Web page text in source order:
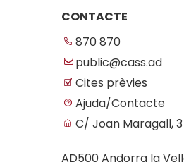
CONTACTE
870 870
public@cass.ad
Cites prèvies
Ajuda/Contacte
C/ Joan Maragall, 3
AD500 Andorra la